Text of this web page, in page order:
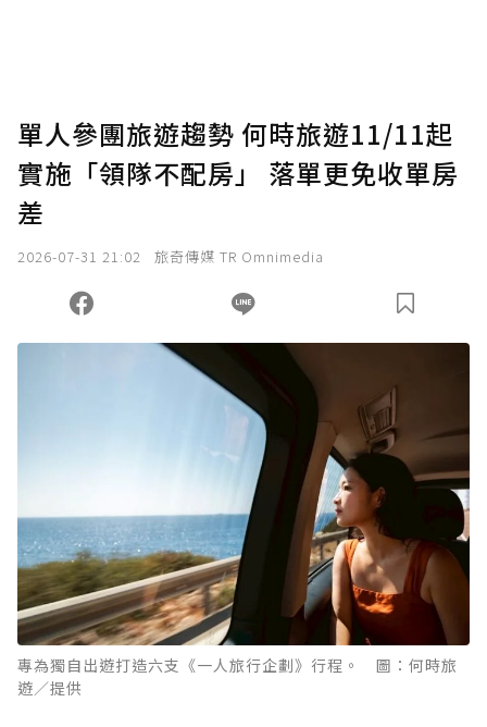
單人參團旅遊趨勢 何時旅遊11/11起
實施「領隊不配房」 落單更免收單房
差
2026-07-31 21:02 旅奇傳媒 TR Omnimedia
專為獨自出遊打造六支《一人旅行企劃》行程。 圖：何時旅
遊／提供